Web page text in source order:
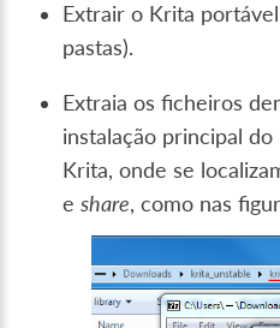
Extrair o Krita
pastas).
Extraia os ficheiros
instalação principal
Krita, onde se
eshare, como nas